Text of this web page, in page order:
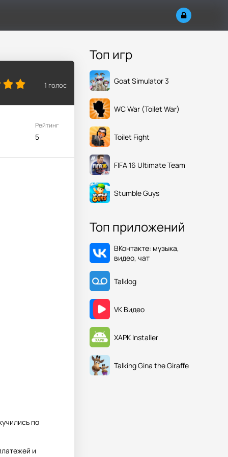
1 голос
Рейтинг
5
по
и
Топ игр
Goat Simulator 3
WC War (Toilet War)
Toilet Fight
FIFA 16 Ultimate Team
Stumble Guys
Топ приложений
ВКонтакте: музыка,
видео, чат
Talklog
VK Видео
XAPK Installer
Talking Gina the Giraffe